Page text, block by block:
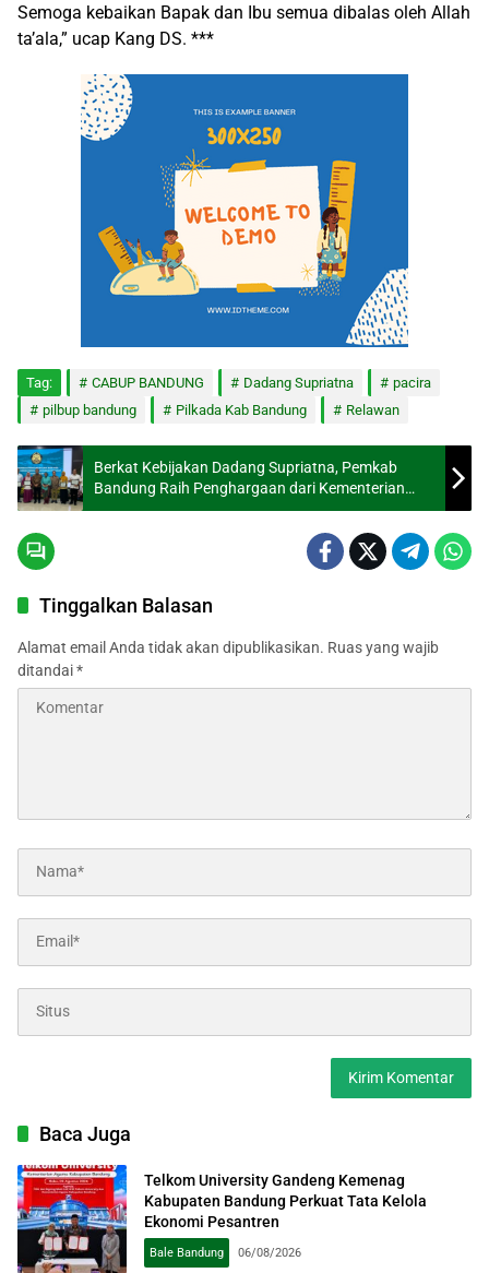
Semoga kebaikan Bapak dan Ibu semua dibalas oleh Allah
ta’ala,” ucap Kang DS. ***
Tag: CABUP BANDUNG Dadang Supriatna
pacira
pilbup bandung
Pilkada Kab Bandung Relawan
Berkat Kebijakan Dadang Supriatna, Pemkab
Bandung Raih Penghargaan dari Kementerian
ESDM
Tinggalkan Balasan
Alamat email Anda tidak akan dipublikasikan. Ruas yang wajib
ditandai*
Baca Juga
Telkom University Gandeng Kemenag
Kabupaten Bandung Perkuat Tata Kelola
Ekonomi Pesantren
Bale Bandung 06/08/2026